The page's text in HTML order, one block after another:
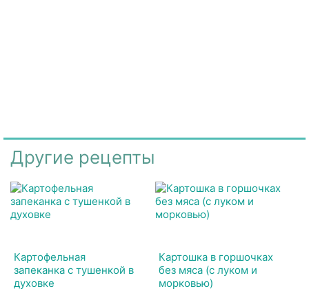
Другие рецепты
Картофельная
запеканка с тушенкой в
духовке
Картошка в горшочках
без мяса (с луком и
морковью)